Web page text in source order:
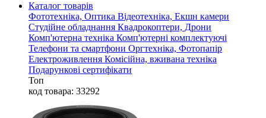
Каталог товарів
Фототехніка, Оптика Відеотехніка, Екшн камери
Студійне обладнання Квадрокоптери, Дрони
Комп'ютерна техніка Комп'ютерні комплектуючі
Телефони та смартфони Оргтехніка, Фотопапір
Електроживлення Комісійна, вживана техніка
Подарункові сертифікати
Топ
код товара: 33292